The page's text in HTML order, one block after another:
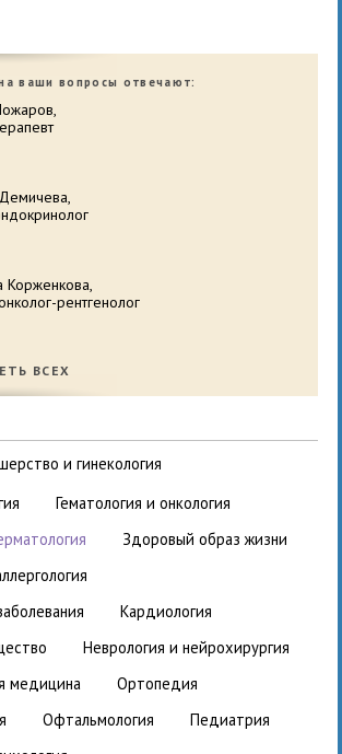
ваши вопросы отвечают:
Корженкова,
рентгенолог
ВСЕХ
и гинекология
гематология и онкология
здоровый образ жизни
кардиология
неврология и нейрохирургия
медицина
ортопедия
офтальмология
педиатрия